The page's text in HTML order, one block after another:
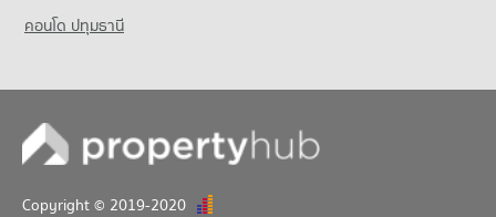
คอนโด ปทุมธานี
Copyright © 2019-2020